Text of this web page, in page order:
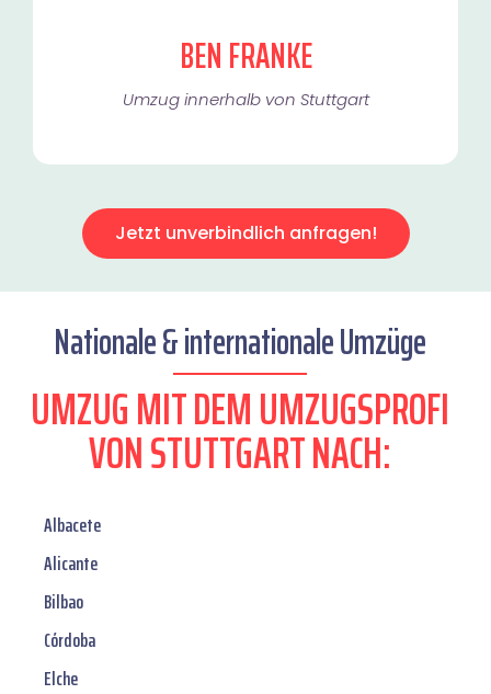
BEN FRANKE
Umzug innerhalb von Stuttgart​
Jetzt unverbindlich anfragen!
Nationale & internationale Umzüge
UMZUG MIT DEM UMZUGSPROFI
VON STUTTGART NACH:
Albacete
Alicante
Bilbao
Córdoba
Elche